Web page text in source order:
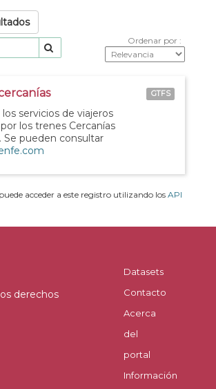
Ordenar por
los servicios de viajeros
los trenes Cercanías
Se pueden consultar
GTFS
acceder a este registro utilizando los API
derechos
Datasets
Contacto
Acerca
del
portal
Información